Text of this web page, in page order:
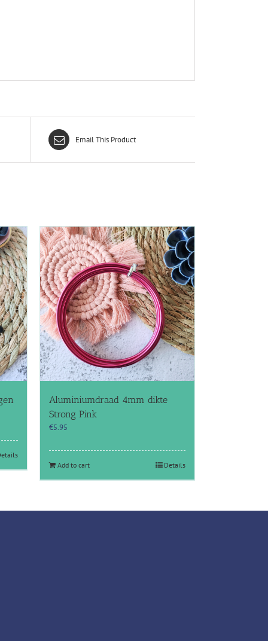
Email This Product
Aluminiumdraad 4mm dikte
Strong Pink
€5.95
Add to cart Details